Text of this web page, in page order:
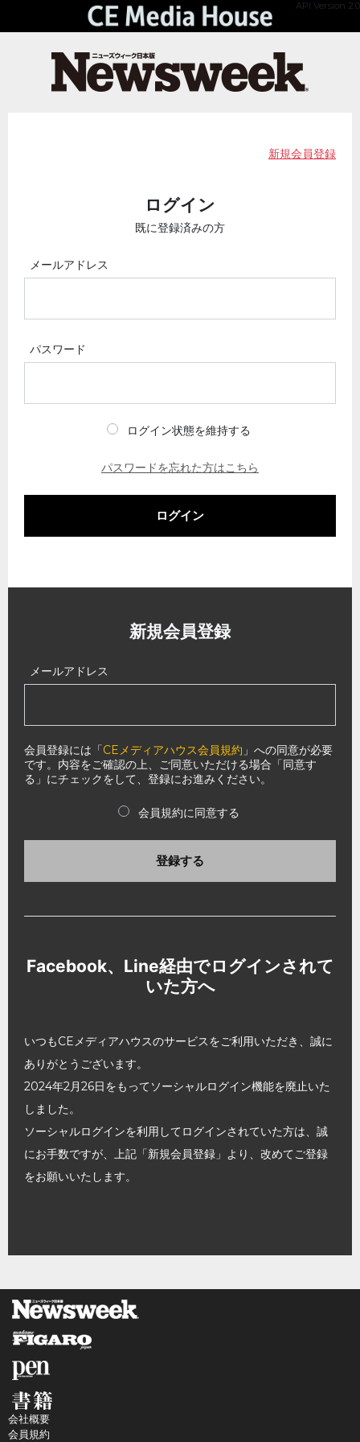
API Version 2.0
新規会員登録
ログイン
既に登録済みの方
メールアドレス
パスワード
ログイン状態を維持する
パスワードを忘れた方はこちら
ログイン
新規会員登録
メールアドレス
会員登録には「CEメディアハウス会員規約 」への同意が必要
です。内容をご確認の上、ご同意いただける場合「同意す
る」にチェックをして、登録にお進みください。
会員規約に同意する
登録する
Facebook、Line経由でログインされて
いた方へ
いつもCEメディアハウスのサービスをご利用いただき、誠に
ありがとうございます。
2024年2月26日をもってソーシャルログイン機能を廃止いた
しました。
ソーシャルログインを利用してログインされていた方は、誠
にお手数ですが、上記「新規会員登録」より、改めてご登録
をお願いいたします。
会社概要
会員規約